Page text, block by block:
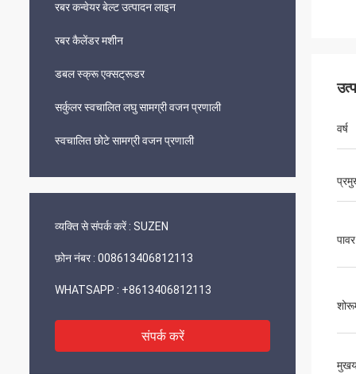
रबर कन्वेयर बेल्ट उत्पादन लाइन
रबर कैलेंडर मशीन
डबल स्क्रू एक्सट्रूडर
सर्कुलर स्वचालित लघु सामग्री वजन प्रणाली
स्वचालित छोटे सामग्री वजन प्रणाली
व्यक्ति से संपर्क करें : SUZEN
फ़ोन नंबर : 008613406812113
WHATSAPP : +8613406812113
संपर्क करें
वर्ष